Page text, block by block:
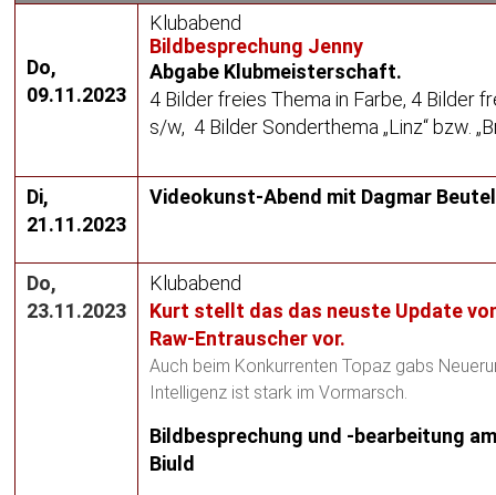
Do,
09.11.2023
Klubabend
Bildbesprechung Jenny
Abgabe Klubmeisterschaft.
4 Bilder freies Thema in Farbe, 4 Bilder
s/w, 4 Bilder Sonderthema „Linz“ bzw.
Di,
21.11.2023
Videokunst-Abend mit Dagmar
Do,
23.11.2023
Klubabend
Kurt stellt das das neuste Update
Raw-Entrauscher vor.
Auch beim Konkurrenten Topaz gabs
Intelligenz ist stark im Vormarsch.
Bildbesprechung und -bearbeitung
Biuld